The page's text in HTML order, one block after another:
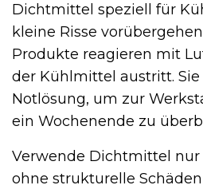
Dichtmittel speziell für
kleine Risse
Produkte reagieren mit
der Kühlmittel austritt. Sie
Notlösung, um zur
ein Wochenende zu
Verwende Dichtmittel nur
ohne strukturelle